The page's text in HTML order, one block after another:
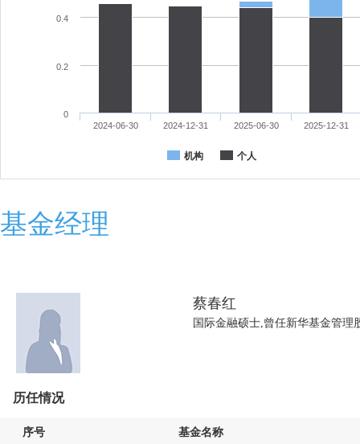
机构 个人
2024-06-30 2024-12-31 2025-06-30 2025-12-31
0
0.2
0.4
基金经理
蔡春红
国际金融硕士,曾任新华基金管
历任情况
序号 基金名称